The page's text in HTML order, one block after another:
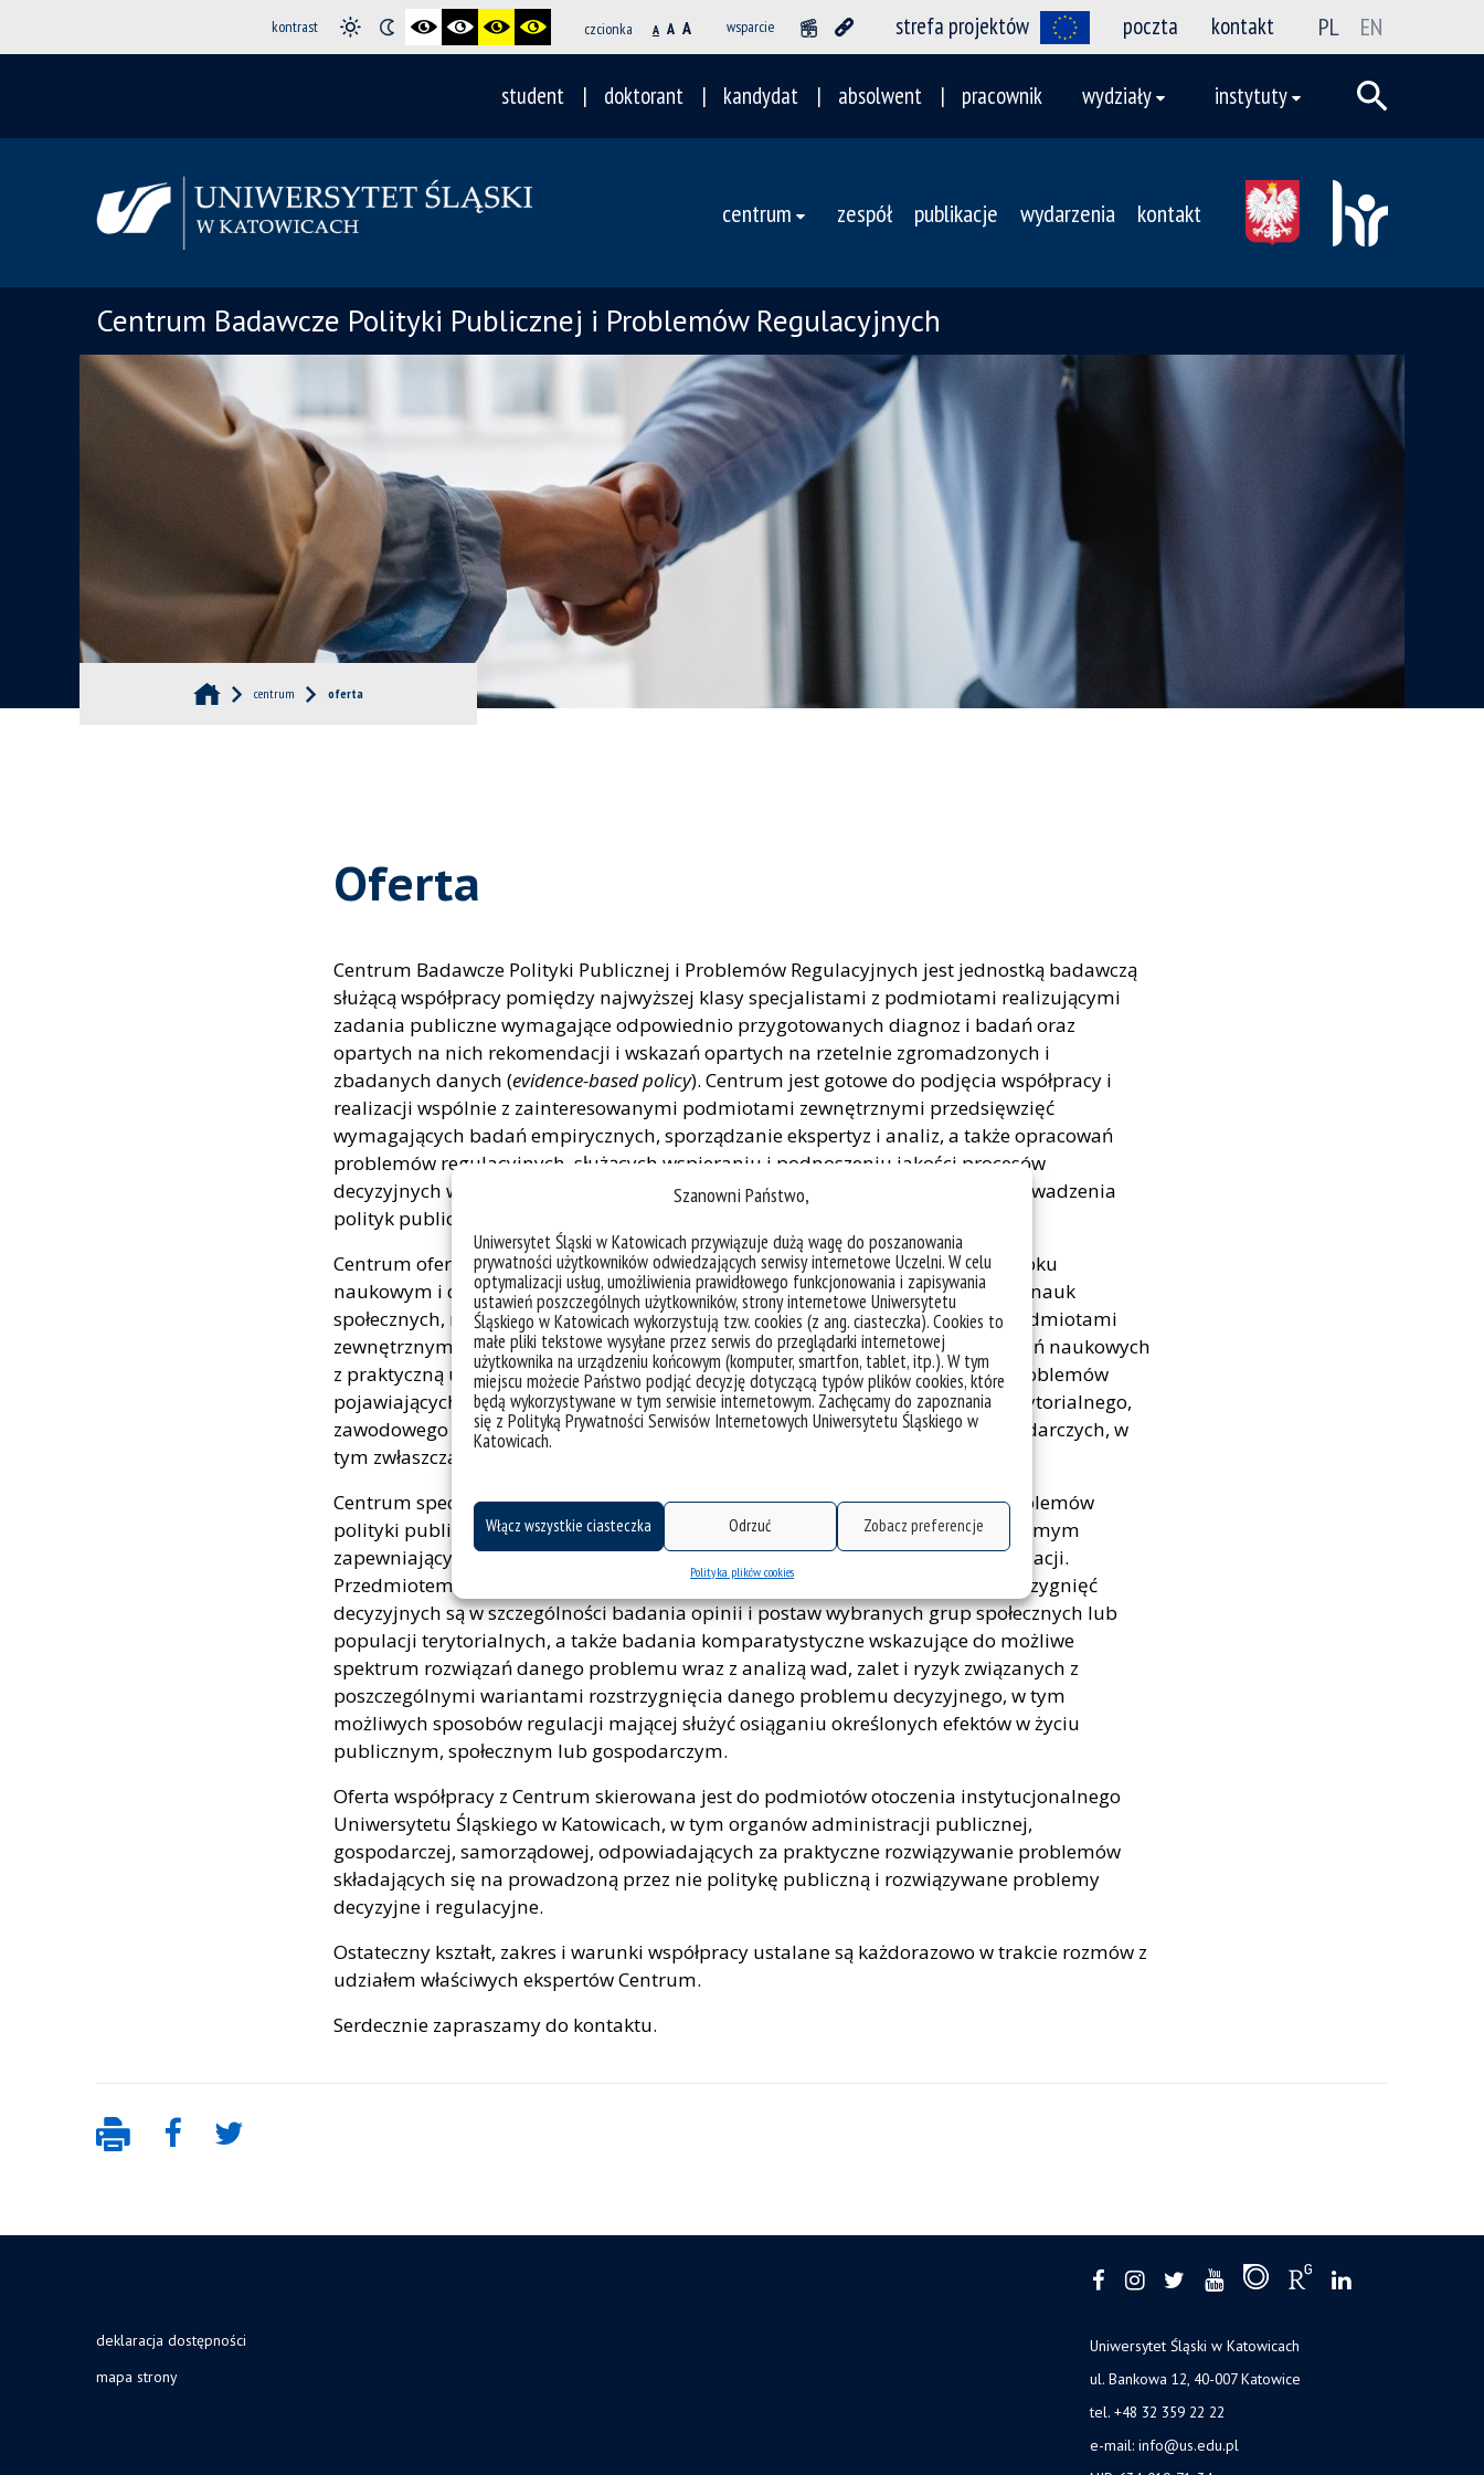
Szanowni Państwo,
Uniwersytet Śląski w Katowicach przywiązuje dużą wagę do poszanowania
prywatności użytkowników odwiedzających serwisy internetowe Uczelni. W celu
optymalizacji usług, umożliwienia prawidłowego funkcjonowania i zapisywania
ustawień poszczególnych użytkowników, strony internetowe Uniwersytetu
Śląskiego w Katowicach wykorzystują tzw. cookies (z ang. ciasteczka). Cookies to
małe pliki tekstowe wysyłane przez serwis do przeglądarki internetowej
użytkownika na urządzeniu końcowym (komputer, smartfon, tablet, itp.). W tym
miejscu możecie Państwo podjąć decyzję dotyczącą typów plików cookies, które
będą wykorzystywane w tym serwisie internetowym. Zachęcamy do zapoznania
się z Polityką Prywatności Serwisów Internetowych Uniwersytetu Śląskiego w
Katowicach.
Włącz wszystkie ciasteczka Odrzuć Zobacz preferencje
Polityka plików cookies
kontrast czcionka A A A wsparcie strefa projektów poczta kontakt PL EN
student doktorant kandydat absolwent pracownik wydziały instytuty
centrum zespół publikacje wydarzenia kontakt
Centrum Badawcze Polityki Publicznej i Problemów Regulacyjnych
centrum oferta
Oferta
Centrum Badawcze Polityki Publicznej i Problemów Regulacyjnych jest jednostką badawczą
służącą współpracy pomiędzy najwyższej klasy specjalistami z podmiotami realizującymi
zadania publiczne wymagające odpowiednio przygotowanych diagnoz i badań oraz
opartych na nich rekomendacji i wskazań opartych na rzetelnie zgromadzonych i
zbadanych danych (evidence-based policy). Centrum jest gotowe do podjęcia współpracy i
realizacji wspólnie z zainteresowanymi podmiotami zewnętrznymi przedsięwzięć
wymagających badań empirycznych, sporządzanie ekspertyz i analiz, a także opracowań
problemów regulacyjnych, służących wspieraniu i podnoszeniu jakości procesów
decyzyjnych w administracji, gospodarce, samorządzie oraz innych sferach prowadzenia
polityk publicznych.
Centrum oferuje dostęp do najwyższej klasy specjalistów o różnorodnym dorobku
naukowym i doświadczeniu praktycznym, w szczególności w dziedzinie prawa, nauk
społecznych, nauki administracji, psychologii i etyki. Współpraca Centrum z podmiotami
zewnętrznymi jest zorientowana na połączenie wartościowych poznawczo badań naukowych
z praktyczną użytecznością i realnym wsparciem w rozwiązywaniu istotnych problemów
pojawiających się w funkcjonowaniu podmiotów administracji, samorządu terytorialnego,
zawodowego i gospodarczego, instytucji regulacyjnych oraz podmiotów gospodarczych, w
tym zwłaszcza świadczących usługi o charakterze użyteczności publicznej.
Centrum specjalizuje się w projektowaniu i realizacji badań empirycznych problemów
polityki publicznej, łączących ilościowe i jakościowe metody badawcze, a tym samym
zapewniających możliwość sformułowania pogłębionych wniosków i rekomendacji.
Przedmiotem badań będących podstawą do zdefiniowania optymalnych rozstrzygnięć
decyzyjnych są w szczególności badania opinii i postaw wybranych grup społecznych lub
populacji terytorialnych, a także badania komparatystyczne wskazujące do możliwe
spektrum rozwiązań danego problemu wraz z analizą wad, zalet i ryzyk związanych z
poszczególnymi wariantami rozstrzygnięcia danego problemu decyzyjnego, w tym
możliwych sposobów regulacji mającej służyć osiąganiu określonych efektów w życiu
publicznym, społecznym lub gospodarczym.
Oferta współpracy z Centrum skierowana jest do podmiotów otoczenia instytucjonalnego
Uniwersytetu Śląskiego w Katowicach, w tym organów administracji publicznej,
gospodarczej, samorządowej, odpowiadających za praktyczne rozwiązywanie problemów
składających się na prowadzoną przez nie politykę publiczną i rozwiązywane problemy
decyzyjne i regulacyjne.
Ostateczny kształt, zakres i warunki współpracy ustalane są każdorazowo w trakcie rozmów z
udziałem właściwych ekspertów Centrum.
Serdecznie zapraszamy do kontaktu.
deklaracja dostępności
mapa strony
Uniwersytet Śląski w Katowicach
ul. Bankowa 12, 40-007 Katowice
tel. +48 32 359 22 22
e-mail: info@us.edu.pl